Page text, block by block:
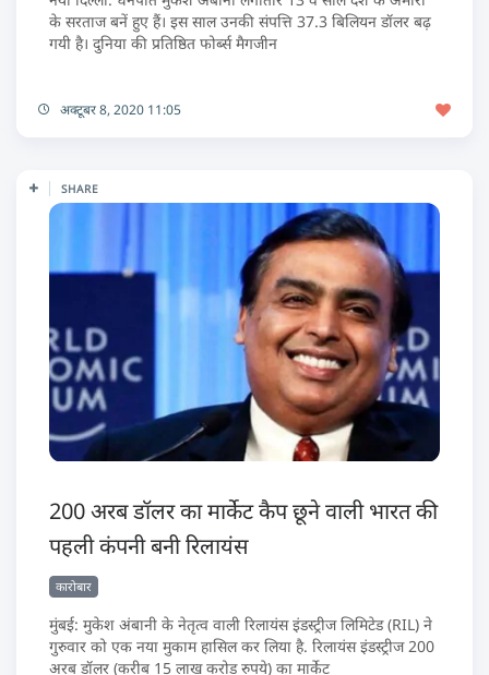
के सरताज बनें हुए हैं। इस साल उनकी संपत्ति 37.3 बिलियन डॉलर बढ़
गयी है। दुनिया की प्रतिष्ठित फोर्ब्स मैगजीन
अक्टूबर 8, 2020 11:05
SHARE
200 अरब डॉलर का मार्केट कैप छूने वाली भारत की
पहली कंपनी बनी रिलायंस
कारोबार
मुंबई: मुकेश अंबानी के नेतृत्व वाली रिलायंस इंडस्ट्रीज लिमिटेड (RIL) ने
गुरुवार को एक नया मुकाम हासिल कर लिया है. रिलायंस इंडस्ट्रीज 200
अरब डॉलर (करीब 15 लाख करोड़ रुपये) का मार्केट